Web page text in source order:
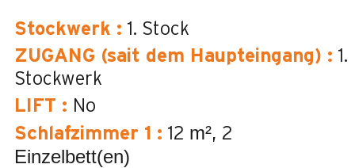
Stockwerk : 1. Stock
ZUGANG (sait dem Haupteingang) : 1.
Stockwerk
LIFT : No
Schlafzimmer 1 : 12 m² 2
Einzelbett(en)